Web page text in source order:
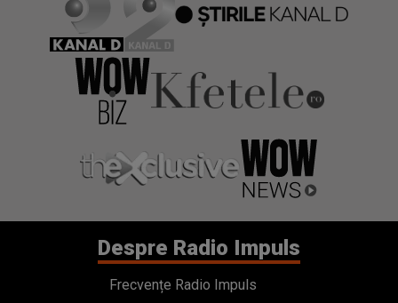
Despre Radio Impuls
Frecvențe Radio Impuls